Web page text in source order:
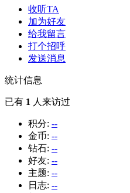
收听TA
加为好友
给我留言
打个招呼
发送消息
统计信息
已有 1 人来访过
积分: --
金币: --
钻石: --
好友: --
主题: --
日志: --